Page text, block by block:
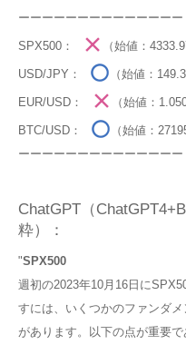
ーーーーーーーーーーーーーー
SPX500： （始値：
USD/JPY： （始値：
EUR/USD： （始値：
BTC/USD：
（始値：
ーーーーーーーーーーーーーー
ChatGPT（
粋）：
"SPX500
週初の2023年10月16日に
すには、いくつかのファンダ
があります。以下の点が重要で